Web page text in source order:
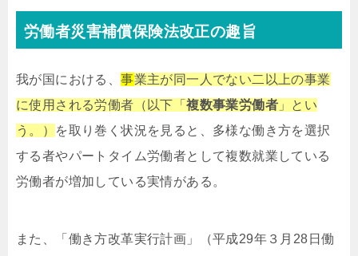
労働者災害補償保険法改正の趣旨
我が国における、事業主が同一人でない二以上の事業
に使用される労働者（以下「複数事業労働者 」とい
う。）
を取り巻く状況を見ると、多様な働き方を選択
する者やパートタイム労働者として複数就業している
労働者が増加している実情がある。
また、「働き方改革実行計画」（平成29年３月28日働